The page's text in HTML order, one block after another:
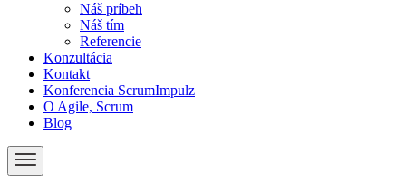
Náš príbeh
Náš tím
Referencie
Konzultácia
Kontakt
Konferencia ScrumImpulz
O Agile, Scrum
Blog